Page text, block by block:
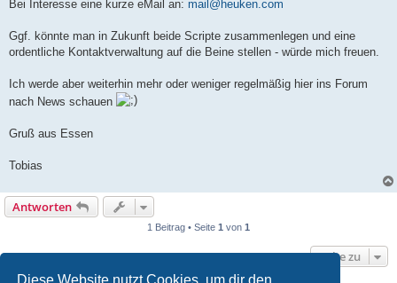
Diese Website nutzt Cookies, um dir den
Bei Interesse eine kurze eMail an: mail@heuken.com
Ggf. könnte man in Zukunft beide Scripte zusammenlegen und eine
ordentliche Kontaktverwaltung auf die Beine stellen - würde mich freuen.
Ich werde aber weiterhin mehr oder weniger regelmäßig hier ins Forum
nach News schauen
Gruß aus Essen
Tobias
Antworten
1 Beitrag • Seite 1 von 1
Gehe zu